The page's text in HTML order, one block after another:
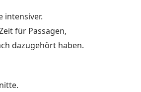
intensiver.
für Passagen,
dazugehört haben.